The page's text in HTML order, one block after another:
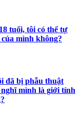
tuổi, tôi có thể tự
mình không?
đã bị phẫu thuật
mình là giới tính